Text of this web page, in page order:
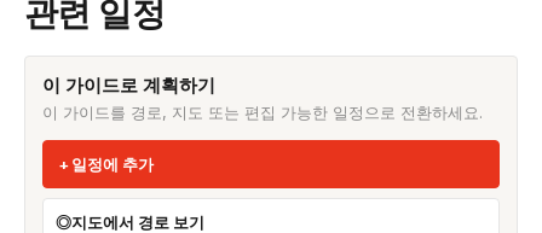
관련 일정
이 가이드로 계획하기
이 가이드를 경로, 지도 또는 편집 가능한 일정으로 전환하세요.
일정에 추가
지도에서 경로 보기